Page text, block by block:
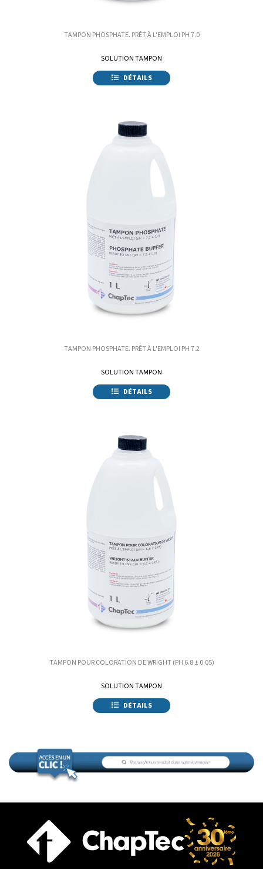
TAMPON PHOSPHATE. PRÊT À L'EMPLOI PH 7.0
SOLUTION TAMPON
DÉTAILS
TAMPON PHOSPHATE. PRÊT À L'EMPLOI PH 7.2
SOLUTION TAMPON
DÉTAILS
TAMPON POUR COLORATION DE WRIGHT (PH 6.8 ± 0.05)
SOLUTION TAMPON
DÉTAILS